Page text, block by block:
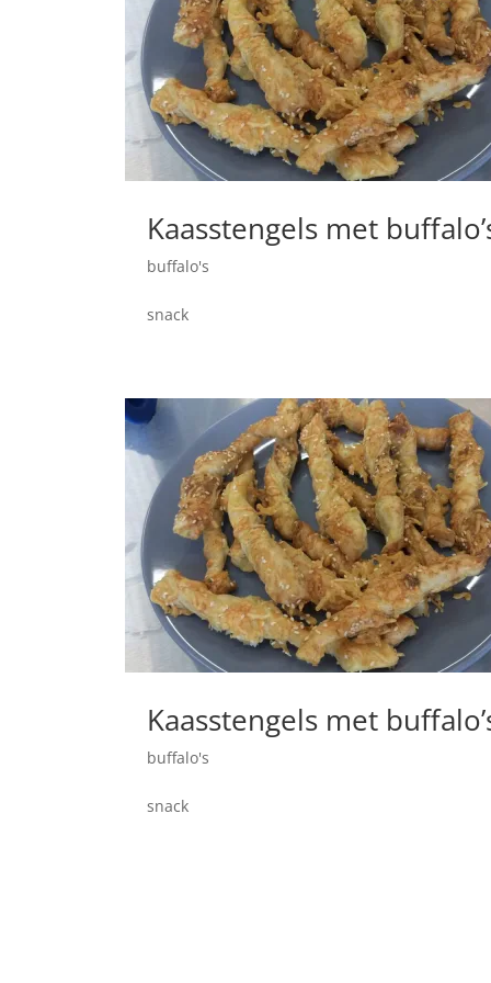
Kaasstengels met
buffalo's
snack
Kaasstengels met
buffalo's
snack